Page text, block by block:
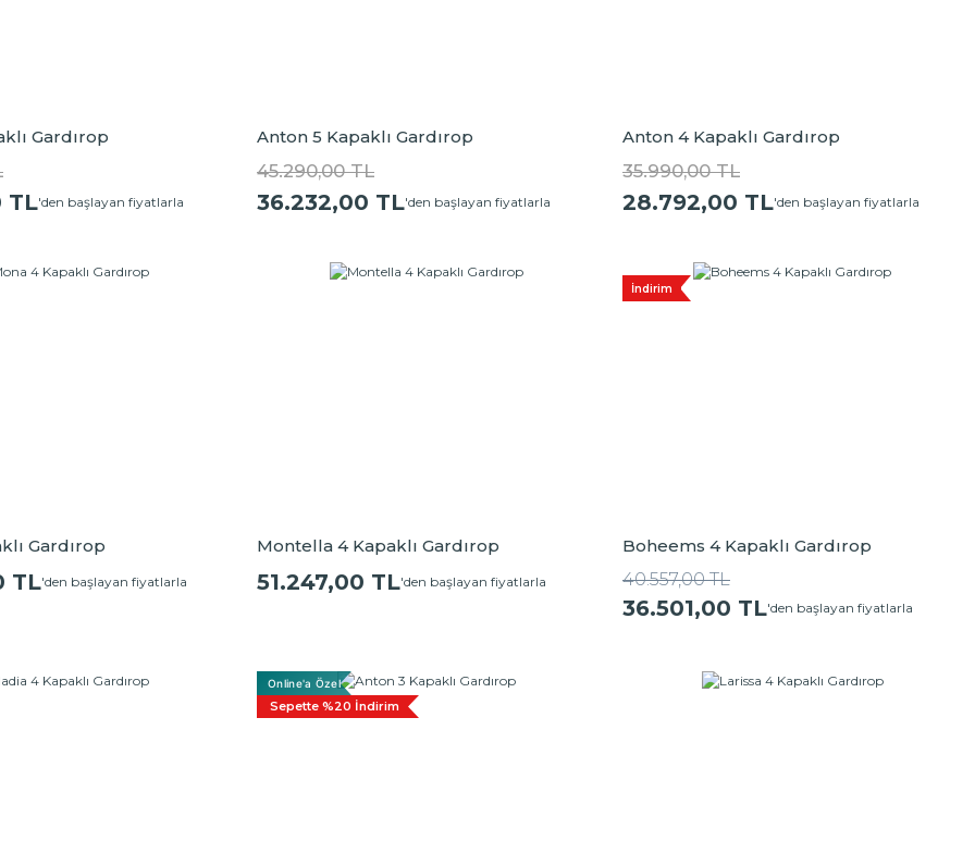
Gardırop
TL'den başlayan fiyatlarla
Anton 5 Kapaklı Gardırop
45.290,00 TL
36.232,00 TL'den başlayan fiyatlarla
Anton 4 Kapaklı Gardırop
35.990,00 TL
28.792,00 TL'den başlayan fiyatlarla
Gardırop
TL'den başlayan fiyatlarla
Montella 4 Kapaklı Gardırop
51.247,00 TL'den başlayan fiyatlarla
İndirim
Boheems 4 Kapaklı Gardırop
40.557,00 TL
36.501,00 TL'den başlayan fiyatlarla
Online'a Özel
Sepette %20 İndirim